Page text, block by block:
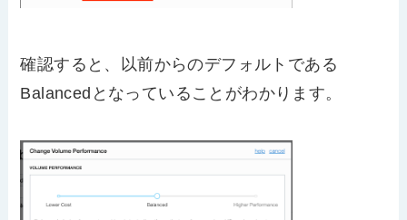
確認すると、以前からのデフォルトである
Balancedとなっていることがわかります。